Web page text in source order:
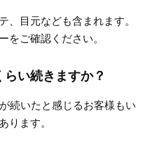
、目元なども含まれます。
をご確認ください。
い続きますか？
続いたと感じるお客様もい
ります。